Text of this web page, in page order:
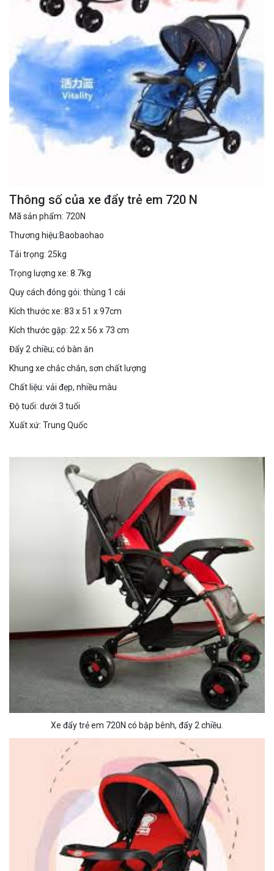
Thông số của xe đẩy trẻ em 720 N
Mã sản phẩm: 720N
Thương hiệu:Baobaohao
Tải trọng: 25kg
Trọng lượng xe: 8.7kg
Quy cách đóng gói: thùng 1 cái
Kích thước xe: 83 x 51 x 97cm
Kích thước gập: 22 x 56 x 73 cm
Đẩy 2 chiều; có bàn ăn
Khung xe chắc chắn, sơn chất lượng
Chất liệu: vải đẹp, nhiều màu
Độ tuổi: dưới 3 tuổi
Xuất xứ: Trung Quốc
Xe đẩy trẻ em 720N có bập bênh, đẩy 2 chiều.